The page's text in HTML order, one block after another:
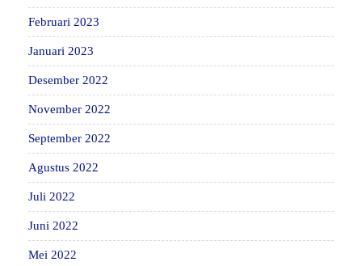
Februari 2023
Januari 2023
Desember 2022
November 2022
September 2022
Agustus 2022
Juli 2022
Juni 2022
Mei 2022